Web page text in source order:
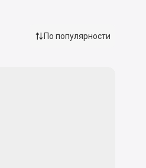
По популярности